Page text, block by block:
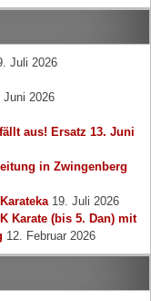
Juli 2026
Juni 2026
aus! Ersatz 13. Juni
in Zwingenberg
19. Juli 2026
Karate (bis 5. Dan) mit
12. Februar 2026